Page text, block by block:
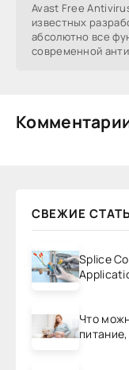
Avast Free
известных
абсолютно все
современной
СВЕЖИЕ
Splice
Что